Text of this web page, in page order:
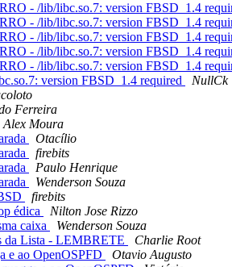
- /lib/libc.so.7: version FBSD_1.4
- /lib/libc.so.7: version FBSD_1.4
- /lib/libc.so.7: version FBSD_1.4
- /lib/libc.so.7: version FBSD_1.4
- /lib/libc.so.7: version FBSD_1.4
version FBSD_1.4 required
NullCk
Ferreira
Alex Moura
Otacílio
firebits
Paulo Henrique
Wenderson Souza
firebits
édica
Nilton Jose Rizzo
caixa
Wenderson Souza
Lista - LEMBRETE
Charlie Root
e ao OpenOSPFD
Otavio Augusto